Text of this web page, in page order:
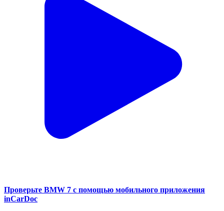
Проверьте BMW 7 с помощью мобильного приложения
inCarDoc